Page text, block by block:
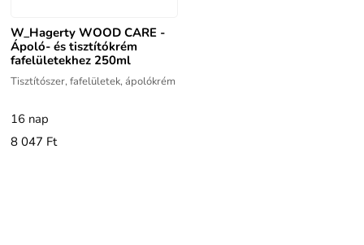
W_Hagerty WOOD CARE -
Ápoló- és tisztítókrém
fafelületekhez 250ml
Tisztítószer, fafelületek, ápolókrém
16 nap
8 047 Ft